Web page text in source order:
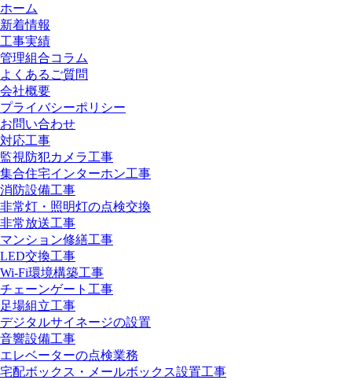
ホーム
新着情報
工事実績
管理組合コラム
よくあるご質問
会社概要
プライバシーポリシー
お問い合わせ
対応工事
監視防犯カメラ工事
集合住宅インターホン工事
消防設備工事
非常灯・照明灯の点検交換
非常放送工事
マンション修繕工事
LED交換工事
Wi-Fi環境構築工事
チェーンゲート工事
足場組立工事
デジタルサイネージの設置
音響設備工事
エレベーターの点検業務
宅配ボックス・メールボックス設置工事